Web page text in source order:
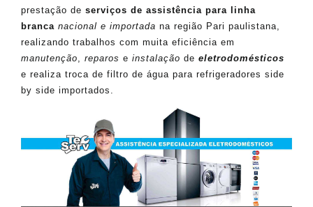
prestação de serviços de assistência para linha
branca nacional e importada na região Pari paulistana,
realizando trabalhos com muita eficiência em
manutenção
reparos e instalação de eletrodomésticos
e realiza troca de filtro de água para refrigeradores side
by side importados.